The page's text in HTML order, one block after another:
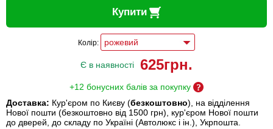
Купити
Колір:
Є в наявності 625грн.
+12 бонусних балів за покупку
Доставка: Кур'єром по Києву (безкоштовно), на відділення
Нової пошти (безкоштовно від 1500 грн), кур'єром Нової пошти
до дверей, до складу по Україні (Автолюкс і ін.), Укрпошта.